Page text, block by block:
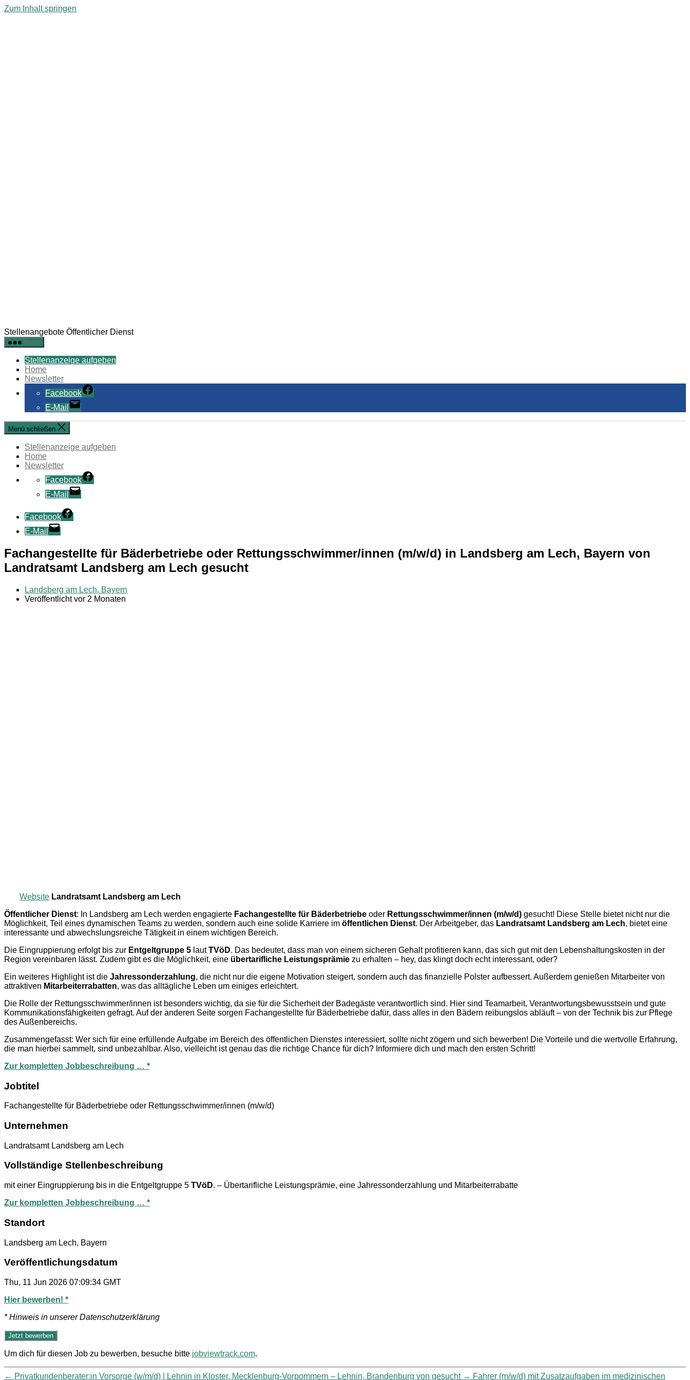
Zum Inhalt springen
Stellenangebote Öffentlicher Dienst
Menü
Stellenanzeige aufgeben
Home
Newsletter
Facebook
E-Mail
Menü schließen
Stellenanzeige aufgeben
Home
Newsletter
Facebook
E-Mail
Facebook
E-Mail
Fachangestellte für Bäderbetriebe oder Rettungsschwimmer/innen (m/w/d) in Landsberg am Lech, Bayern von
Landratsamt Landsberg am Lech gesucht
Landsberg am Lech, Bayern
Veröffentlicht vor 2 Monaten
Website Landratsamt Landsberg am Lech
Öffentlicher Dienst: In Landsberg am Lech werden engagierte Fachangestellte für Bäderbetriebe oder Rettungsschwimmer/innen (m/w/d) gesucht! Diese Stelle bietet nicht nur die
Möglichkeit, Teil eines dynamischen Teams zu werden, sondern auch eine solide Karriere im öffentlichen Dienst. Der Arbeitgeber, das Landratsamt Landsberg am Lech, bietet eine
interessante und abwechslungsreiche Tätigkeit in einem wichtigen Bereich.
Die Eingruppierung erfolgt bis zur Entgeltgruppe 5 lautTVöD. Das bedeutet, dass man von einem sicheren Gehalt profitieren kann, das sich gut mit den Lebenshaltungskosten in der
Region vereinbaren lässt. Zudem gibt es die Möglichkeit, eine übertarifliche Leistungsprämie zu erhalten – hey, das klingt doch echt interessant, oder?
Ein weiteres Highlight ist die Jahressonderzahlung, die nicht nur die eigene Motivation steigert, sondern auch das finanzielle Polster aufbessert. Außerdem genießen Mitarbeiter von
attraktiven Mitarbeiterrabatten, was das alltägliche Leben um einiges erleichtert.
Die Rolle der Rettungsschwimmer/innen ist besonders wichtig, da sie für die Sicherheit der Badegäste verantwortlich sind. Hier sind Teamarbeit, Verantwortungsbewusstsein und gute
Kommunikationsfähigkeiten gefragt. Auf der anderen Seite sorgen Fachangestellte für Bäderbetriebe dafür, dass alles in den Bädern reibungslos abläuft – von der Technik bis zur Pflege
des Außenbereichs.
Zusammengefasst: Wer sich für eine erfüllende Aufgabe im Bereich des öffentlichen Dienstes interessiert, sollte nicht zögern und sich bewerben! Die Vorteile und die wertvolle Erfahrung,
die man hierbei sammelt, sind unbezahlbar. Also, vielleicht ist genau das die richtige Chance für dich? Informiere dich und mach den ersten Schritt!
Zur kompletten Jobbeschreibung … *
Jobtitel
Fachangestellte für Bäderbetriebe oder Rettungsschwimmer/innen (m/w/d)
Unternehmen
Landratsamt Landsberg am Lech
Vollständige Stellenbeschreibung
mit einer Eingruppierung bis in die Entgeltgruppe 5 TVöD. – Übertarifliche Leistungsprämie, eine Jahressonderzahlung und Mitarbeiterrabatte
Zur kompletten Jobbeschreibung … *
Standort
Landsberg am Lech, Bayern
Veröffentlichungsdatum
Thu, 11 Jun 2026 07:09:34 GMT
Hier bewerben! *
* Hinweis in unserer Datenschutzerklärung
Um dich für diesen Job zu bewerben, besuche bitte jobviewtrack.com.
← Privatkundenberater:in Vorsorge (w/m/d) | Lehnin in Kloster, Mecklenburg-Vorpommern – Lehnin, Brandenburg von gesucht → Fahrer (m/w/d) mit Zusatzaufgaben im medizinischen